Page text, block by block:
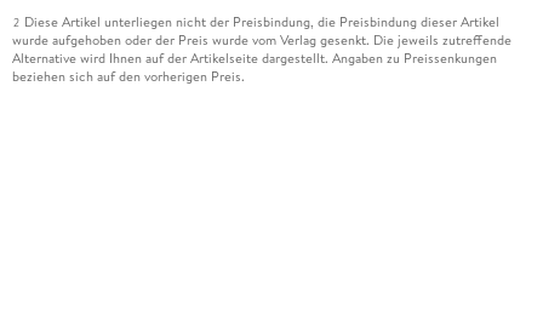
2 Diese Artikel unterliegen nicht der Preisbindung, die Preisbindung dieser Artikel
wurde aufgehoben oder der Preis wurde vom Verlag gesenkt. Die jeweils zutreffende
Alternative wird Ihnen auf der Artikelseite dargestellt. Angaben zu Preissenkungen
beziehen sich auf den vorherigen Preis.